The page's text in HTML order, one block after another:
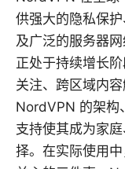
供强大的隐私保
及广泛的服务器
正处于持续增长
关注、跨区域内
NordVPN 的架构
支持使其成为家
择。在实际使用